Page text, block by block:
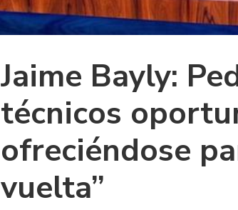
Jaime Bayly:
técnicos
ofreciéndose
vuelta”